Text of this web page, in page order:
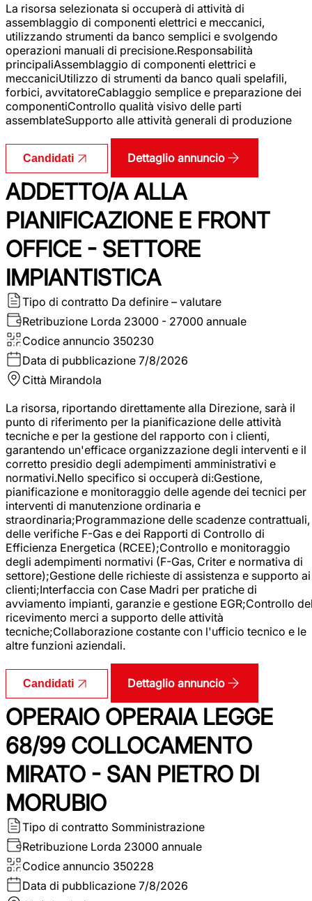
La risorsa selezionata si occuperà di attività di
assemblaggio di componenti elettrici e meccanici,
utilizzando strumenti da banco semplici e svolgendo
operazioni manuali di precisione.Responsabilità
principaliAssemblaggio di componenti elettrici e
meccaniciUtilizzo di strumenti da banco quali spelafili,
forbici, avvitatoreCablaggio semplice e preparazione dei
componentiControllo qualità visivo delle parti
assemblateSupporto alle attività generali di produzione
Candidati Dettaglio annuncio
ADDETTO/A ALLA
PIANIFICAZIONE E FRONT
OFFICE - SETTORE
IMPIANTISTICA
Tipo di contratto Da definire – valutare
Retribuzione Lorda 23000 - 27000 annuale
Codice annuncio 350230
Data di pubblicazione 7/8/2026
Città Mirandola
La risorsa, riportando direttamente alla Direzione, sarà il
punto di riferimento per la pianificazione delle attività
tecniche e per la gestione del rapporto con i clienti,
garantendo un'efficace organizzazione degli interventi e il
corretto presidio degli adempimenti amministrativi e
normativi.Nello specifico si occuperà di:Gestione,
pianificazione e monitoraggio delle agende dei tecnici per
interventi di manutenzione ordinaria e
straordinaria;Programmazione delle scadenze contrattuali,
delle verifiche F-Gas e dei Rapporti di Controllo di
Efficienza Energetica (RCEE);Controllo e monitoraggio
degli adempimenti normativi (F-Gas, Criter e normativa di
settore);Gestione delle richieste di assistenza e supporto ai
clienti;Interfaccia con Case Madri per pratiche di
avviamento impianti, garanzie e gestione EGR;Controllo
ricevimento merci a supporto delle attività
tecniche;Collaborazione costante con l'ufficio tecnico e le
altre funzioni aziendali.
Candidati Dettaglio annuncio
OPERAIO OPERAIA LEGGE
68/99 COLLOCAMENTO
MIRATO - SAN PIETRO DI
MORUBIO
Tipo di contratto Somministrazione
Retribuzione Lorda 23000 annuale
Codice annuncio 350228
Data di pubblicazione 7/8/2026